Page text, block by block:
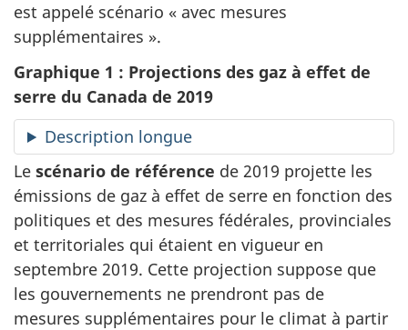
est appelé scénario « avec mesures
supplémentaires ».
Graphique 1 : Projections des gaz à effet de
serre du Canada de 2019
Description longue
Le scénario de référence de 2019 projette les
émissions de gaz à effet de serre en fonction des
politiques et des mesures fédérales, provinciales
et territoriales qui étaient en vigueur en
septembre 2019. Cette projection suppose que
les gouvernements ne prendront pas de
mesures supplémentaires pour le climat à partir